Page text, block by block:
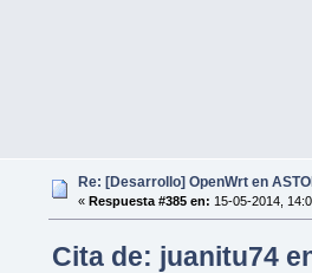
Re: [Desarrollo] OpenWrt en
« Respuesta #385 en: 15-05-2014,
Cita de: juanitu74